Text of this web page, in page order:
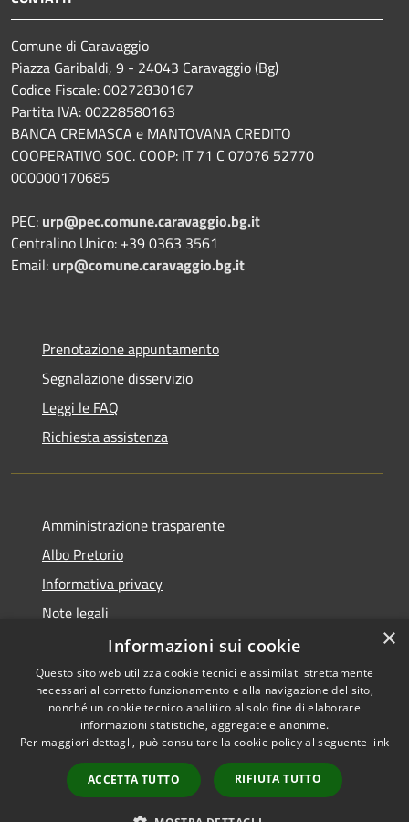
Comune di Caravaggio
Piazza Garibaldi, 9 - 24043 Caravaggio (Bg)
Codice Fiscale: 00272830167
Partita IVA: 00228580163
BANCA CREMASCA e MANTOVANA CREDITO
COOPERATIVO SOC. COOP: IT 71 C 07076 52770
000000170685
PEC: urp@pec.comune.caravaggio.bg.it
Centralino Unico: +39 0363 3561
Email: urp@comune.caravaggio.bg.it
Prenotazione appuntamento
Segnalazione disservizio
Leggi le FAQ
Richiesta assistenza
Amministrazione trasparente
Albo Pretorio
Informativa privacy
Note legali
Dichiarazione di accessibilità
RSS
Accessibilità
Copyright © 2026 • Comune di
Caravaggio • Powered by
Municipium•
Accesso
redazione
×
Informazioni sui cookie
Questo sito web utilizza cookie tecnici e assimilati strettamente
necessari al corretto funzionamento e alla navigazione del sito,
nonché un cookie tecnico analitico al solo fine di elaborare
informazioni statistiche, aggregate e anonime.
Per maggiori dettagli, può consultare la cookie policy al seguente link
ACCETTA TUTTO RIFIUTA TUTTO